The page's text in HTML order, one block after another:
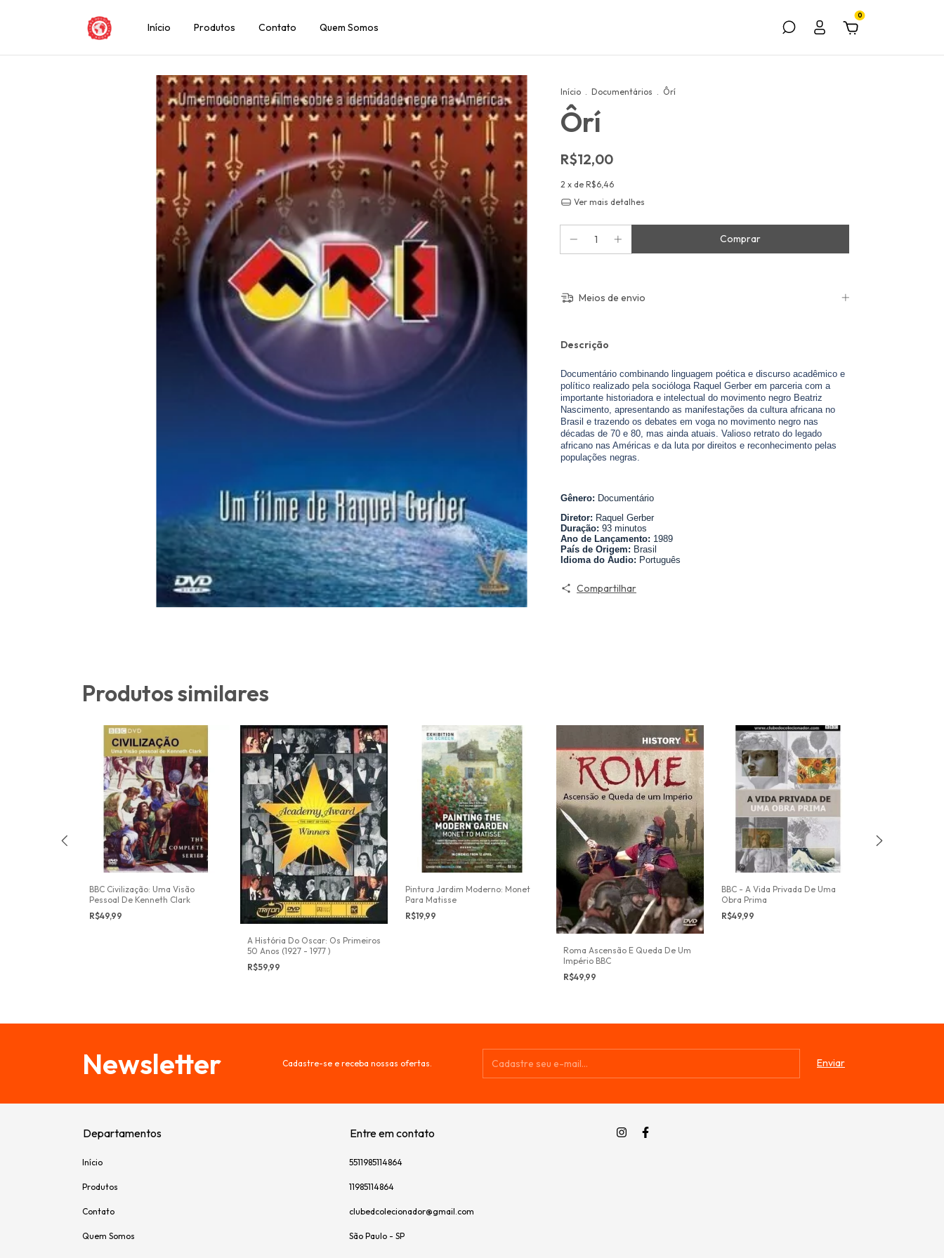
Início Produtos Contato Quem Somos
0
Início . Documentários . Ôrí
Ôrí
R$12,00
2 x de R$6,46
Ver mais detalhes
Meios de envio
Descrição
Documentário combinando linguagem poética e discurso acadêmico e
político realizado pela socióloga Raquel Gerber em parceria com a
importante historiadora e intelectual do movimento negro Beatriz
Nascimento, apresentando as manifestações da cultura africana no
Brasil e trazendo os debates em voga no movimento negro nas
décadas de 70 e 80, mas ainda atuais. Valioso retrato do legado
africano nas Américas e da luta por direitos e reconhecimento pelas
populações negras.
Gênero: Documentário
Diretor: Raquel Gerber
Duração: 93 minutos
Ano de Lançamento: 1989
País de Origem: Brasil
Idioma do Áudio: Português
Compartilhar
Produtos similares
BBC Civilização: Uma Visão
Pessoal De Kenneth Clark
R$49,99
A História Do Oscar: Os Primeiros
50 Anos (1927 - 1977 )
R$59,99
Pintura Jardim Moderno: Monet
Para Matisse
R$19,99
Roma Ascensão E Queda De Um
Império BBC
R$49,99
BBC - A Vida Privada De Uma
Obra Prima
R$49,99
Newsletter Cadastre-se e receba nossas ofertas.
Departamentos
Início
Produtos
Contato
Quem Somos
Entre em contato
5511985114864
11985114864
clubedcolecionador@gmail.com
São Paulo - SP